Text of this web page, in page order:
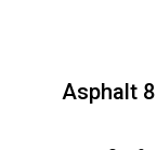
Asphalt